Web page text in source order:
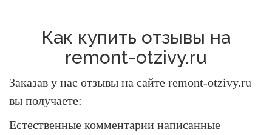
Как купить отзывы на
remont-otzivy.ru
Заказав у нас отзывы на сайте remont-otzivy.ru
вы получаете:
Естественные комментарии написанные